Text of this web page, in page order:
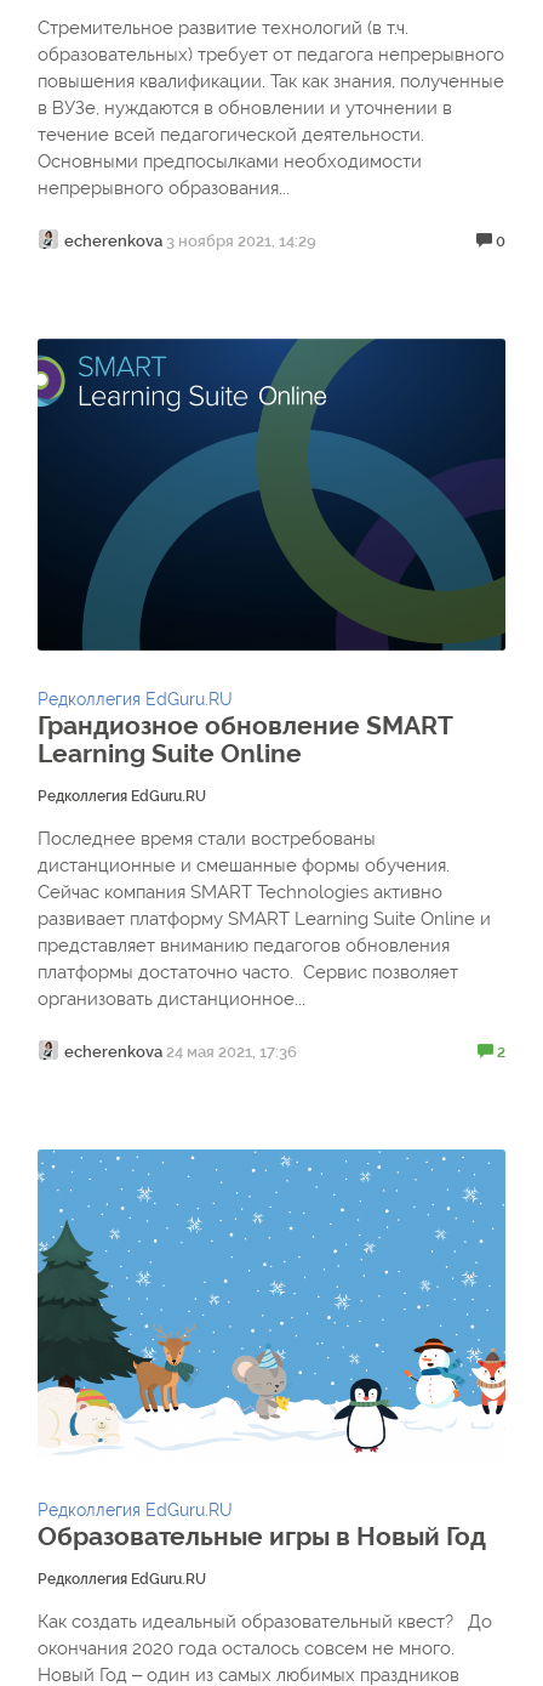
Стремительное развитие технологий (в т.ч.
образовательных) требует от педагога непрерывного
повышения квалификации. Так как знания, полученные
в ВУЗе, нуждаются в обновлении и уточнении в
течение всей педагогической деятельности.
Основными предпосылками необходимости
непрерывного образования...
echerenkova 3 ноября 2021, 14:29 0
Редколлегия EdGuru.RU
Грандиозное обновление SMART
Learning Suite Online
Редколлегия EdGuru.RU
Последнее время стали востребованы
дистанционные и смешанные формы обучения.
Сейчас компания SMART Technologies активно
развивает платформу SMART Learning Suite Online и
представляет вниманию педагогов обновления
платформы достаточно часто. Сервис позволяет
организовать дистанционное...
echerenkova 24 мая 2021, 17:36 2
Редколлегия EdGuru.RU
Образовательные игры в Новый Год
Редколлегия EdGuru.RU
Как создать идеальный образовательный квест? До
окончания 2020 года осталось совсем не много.
Новый Год – один из самых любимых праздников